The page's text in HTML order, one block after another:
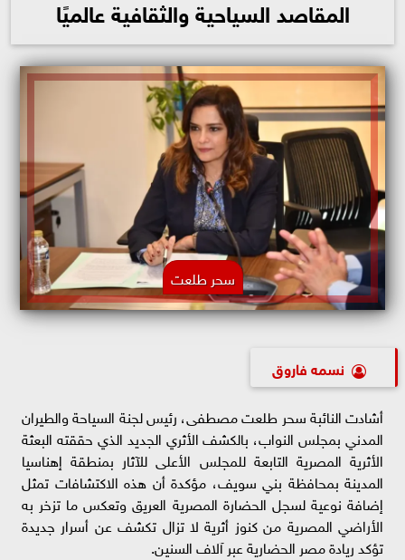
المقاصد السياحية والثقافية عالميًا
سحر طلعت
نسمه فاروق
أشادت النائبة سحر طلعت مصطفى، رئيس لجنة السياحة والطيران
المدني بمجلس النواب، بالكشف الأثري الجديد الذي حققته البعثة
الأثرية المصرية التابعة للمجلس الأعلى للآثار بمنطقة إهناسيا
المدينة بمحافظة بني سويف، مؤكدة أن هذه الاكتشافات تمثل
إضافة نوعية لسجل الحضارة المصرية العريق وتعكس ما تزخر به
الأراضي المصرية من كنوز أثرية لا تزال تكشف عن أسرار جديدة
تؤكد ريادة مصر الحضارية عبر آلاف السنين.